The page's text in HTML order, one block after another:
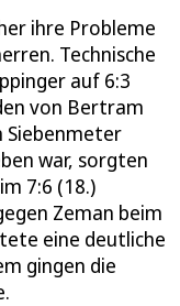
ihre Probleme
Technische
auf 6:3
von Bertram
Siebenmeter
war, sorgten
7:6 (18.)
Zeman beim
eine deutliche
gingen die